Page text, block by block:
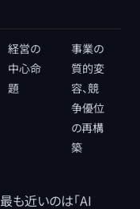
経営の
中心命
題
事業の
質的変
容、競
争優位
の再構
築
も近いのは「AI